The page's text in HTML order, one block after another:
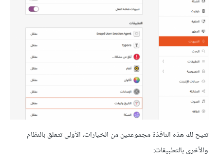
تتيح لك هذه النافذة مجموعتين من الخيارات، اﻷولى تتعلق بالنظام
واﻷخرى بالتطبيقات: